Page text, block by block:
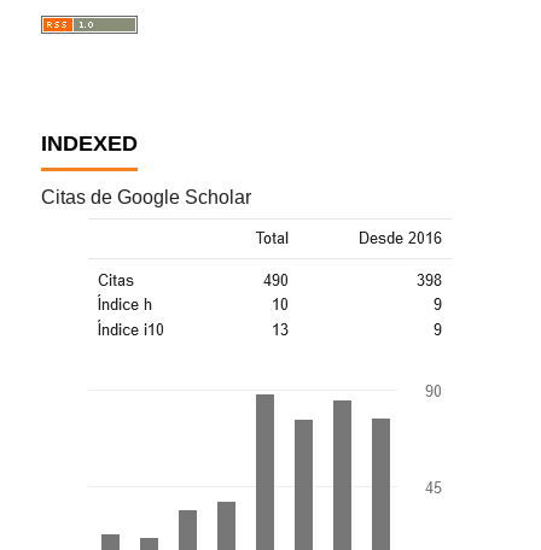
INDEXED
Citas de Google Scholar